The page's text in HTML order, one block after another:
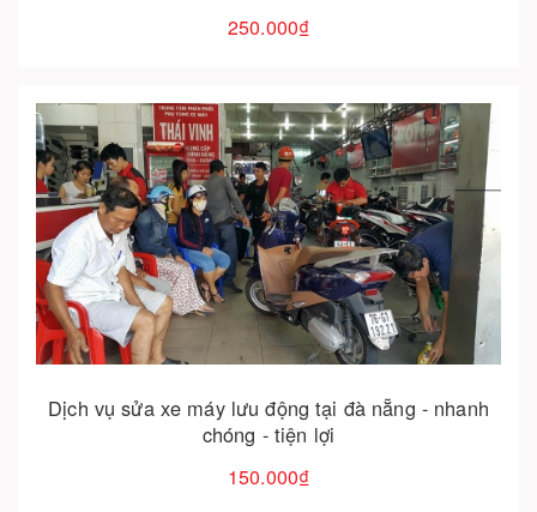
250.000₫
Dịch vụ sửa xe máy lưu động tại đà nẵng - nhanh
chóng - tiện lợi
150.000₫
Cho vào giỏ hàng